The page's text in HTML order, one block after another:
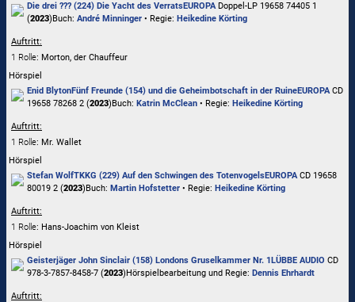
Die drei ??? (224) Die Yacht des VerratsEUROPADoppel-LP 19658 74405 1
(2023)Buch: André Minninger • Regie: Heikedine Körting
Auftritt:
1 Rolle: Morton, der Chauffeur
Hörspiel
Enid BlytonFünf Freunde (154) und die Geheimbotschaft in der RuineEUROPACD
19658 78268 2 (2023)Buch: Katrin McClean • Regie: Heikedine Körting
Auftritt:
1 Rolle: Mr. Wallet
Hörspiel
Stefan WolfTKKG (229) Auf den Schwingen des TotenvogelsEUROPACD 19658
80019 2 (2023)Buch: Martin Hofstetter • Regie: Heikedine Körting
Auftritt:
1 Rolle: Hans-Joachim von Kleist
Hörspiel
Geisterjäger John Sinclair (158) Londons Gruselkammer Nr. 1LÜBBE AUDIO CD
978-3-7857-8458-7 (2023)Hörspielbearbeitung und Regie: Dennis Ehrhardt
Auftritt: